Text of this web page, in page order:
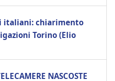
italiani: chiarimento
Torino (Elio
NASCOSTE